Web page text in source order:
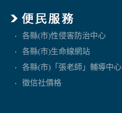
各縣(市)性侵害防治中心
各縣(市)生命線網站
各縣(市)「張老師」輔導中心
徵信社價格